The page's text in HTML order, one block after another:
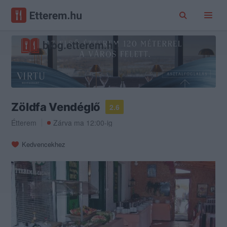
Zöldfa Vendéglő
2.6
Étterem
Zárva ma 12:00-ig
Kedvencekhez